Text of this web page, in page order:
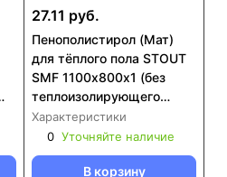
27.11 руб.
Пенополистирол (Мат)
для тёплого пола STOUT
SMF 1100х800х1 (без
теплоизолирующего
слоя) (SMF-0001-110800)
Характеристики
0 Уточняйте наличие
В корзину